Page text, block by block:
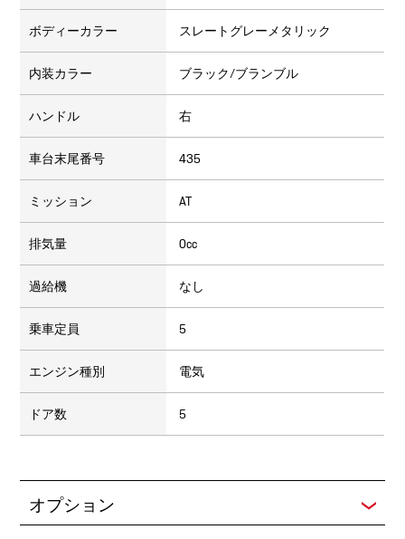
ボディーカラー スレートグレーメタリック
内装カラー ブラック/ブランブル
ハンドル 右
車台末尾番号 435
ミッション AT
排気量 0cc
過給機 なし
乗車定員 5
エンジン種別 電気
ドア数 5
オプション